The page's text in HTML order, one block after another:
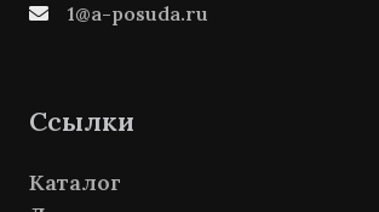
1@a-posuda.ru
Ссылки
Каталог